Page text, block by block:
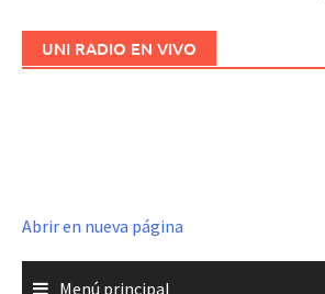
UNI RADIO EN VIVO
Abrir en nueva página
Menú principal